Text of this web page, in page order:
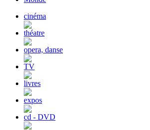
cinéma
théatre
opera, danse
TV
livres
expos
cd - DVD